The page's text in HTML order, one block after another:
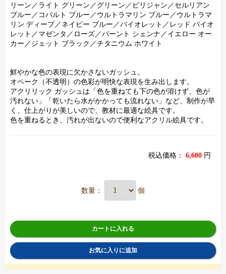
リーン／ライト グリーン／グリーン／ビリジャン／セルリアン
ブルー／コバルト ブルー／ウルトラマリン ブルー／ウルトラマ
リン ディープ／ネイビー ブルー／バイオレット／レッド バイオ
レット／マゼンタ／ローズ／バーント シェンナ／イエロー オー
カー／ジェット ブラック／チタニウム ホワイト
鮮やかな色の表現に欠かさないガッシュ。
オペーク（不透明）の色彩が明快な表現を生み出します。
アクリリック ガッシュは「色を重ねても下の色が溶けず、色が
汚れない」「乾いたら水がかかっても流れない」など、制作が早
く、仕上がりが美しいので、教材に最適な絵具です。
色を重ねるとき、汚れが出ないので便利なアクリル絵具です。
税込価格： 6,600 円
数量： 個
カートに入れる
お気に入りに追加